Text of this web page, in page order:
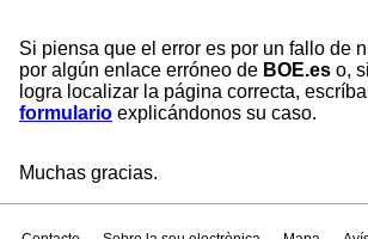
Si piensa que el error es por un fallo de
por algún enlace erróneo de BOE.es o,
logra localizar la página correcta,
formulario explicándonos su caso.
Muchas gracias.